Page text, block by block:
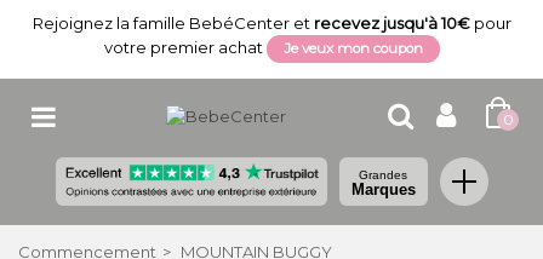
Rejoignez la famille BebéCenter et recevez jusqu'à 10€pour
votre premier achat
Je veux mon coupon
0
Grandes
Marques
Commencement > MOUNTAIN BUGGY